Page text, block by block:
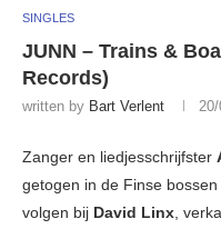
SINGLES
JUNN – Trains &
Records)
written by Bart Verlent
Zanger en liedjesschrijfster
getogen in de Finse
volgen bij David Linx,